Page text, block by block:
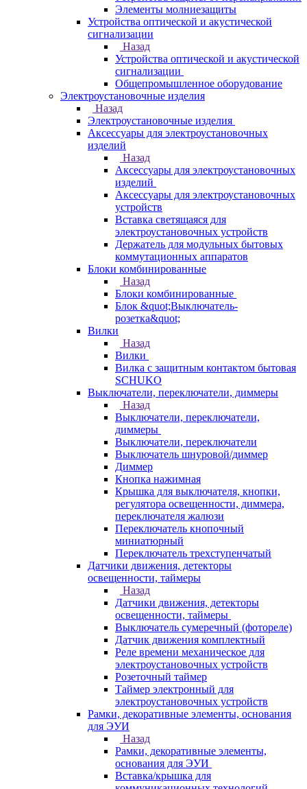
Элементы молниезащиты
Устройства оптической и акустической
сигнализации
Назад
Устройства оптической и акустической
сигнализации
Общепромышленное оборудование
Электроустановочные изделия
Назад
Электроустановочные изделия
Аксессуары для электроустановочных
изделий
Назад
Аксессуары для электроустановочных
изделий
Аксессуары для электроустановочных
устройств
Вставка светящаяся для
электроустановочных устройств
Держатель для модульных бытовых
коммутационных аппаратов
Блоки комбинированные
Назад
Блоки комбинированные
Блок &quot;Выключатель-
розетка&quot;
Вилки
Назад
Вилки
Вилка с защитным контактом бытовая
SCHUKO
Выключатели, переключатели, диммеры
Назад
Выключатели, переключатели,
диммеры
Выключатели, переключатели
Выключатель шнуровой/диммер
Диммер
Кнопка нажимная
Крышка для выключателя, кнопки,
регулятора освещенности, диммера,
переключателя жалюзи
Переключатель кнопочный
миниатюрный
Переключатель трехступенчатый
Датчики движения, детекторы
освещенности, таймеры
Назад
Датчики движения, детекторы
освещенности, таймеры
Выключатель сумеречный (фотореле)
Датчик движения комплектный
Реле времени механическое для
электроустановочных устройств
Розеточный таймер
Таймер электронный для
электроустановочных устройств
Рамки, декоративные элементы, основания
для ЭУИ
Назад
Рамки, декоративные элементы,
основания для ЭУИ
Вставка/крышка для